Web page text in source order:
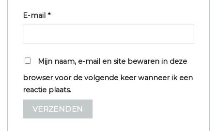
E-mail *
Mijn naam, e-mail en site bewaren in deze
browser voor de volgende keer wanneer ik een
reactie plaats.